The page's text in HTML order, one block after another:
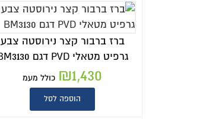
ברז ברבור קצר נירוסטה צבע
גרפיט מטאלי PVD דגם BM3130
₪1,430 כולל מעמ
הוספה לסל